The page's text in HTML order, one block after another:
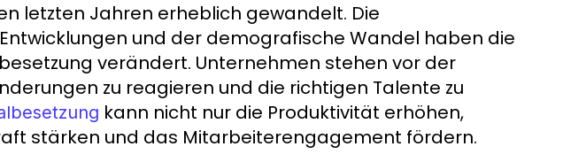
letzten Jahren erheblich gewandelt. Die
und der demografische Wandel haben die
verändert. Unternehmen stehen vor der
zu reagieren und die richtigen Talente zu
kann nicht nur die Produktivität erhöhen,
stärken und das Mitarbeiterengagement fördern.